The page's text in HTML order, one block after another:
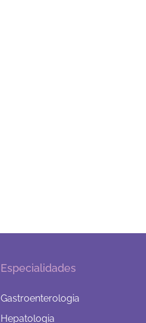
Especialidades
Gastroenterologia
Hepatologia